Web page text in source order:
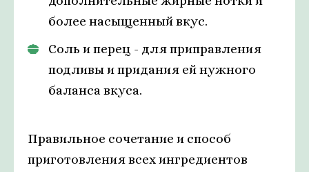
более насыщенный вкус.
Соль и перец - для приправления
подливы и придания ей нужного
баланса вкуса.
Правильное сочетание и способ
приготовления всех ингредиентов